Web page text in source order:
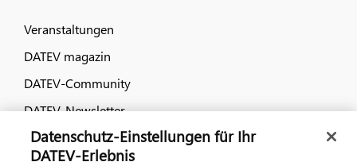
Veranstaltungen
DATEV magazin
DATEV-Community
DATEV-Newsletter
Kontaktieren Sie uns
Datenschutz-Einstellungen für Ihr
DATEV-Erlebnis